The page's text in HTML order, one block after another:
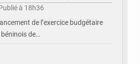
à 18h36
de l’exercice budgétaire
de…